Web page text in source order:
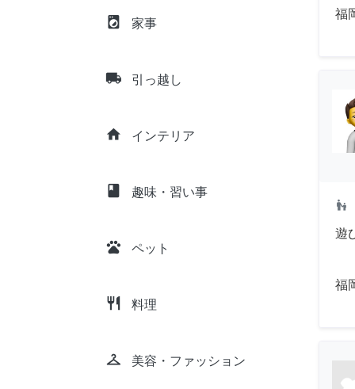
local_laundry_service 家事
local_shipping 引っ越し
home インテリア
class 趣味・習い事
pets ペット
restaurant 料理
checkroom 美容・ファッション
福
escalator_warning
遊
福